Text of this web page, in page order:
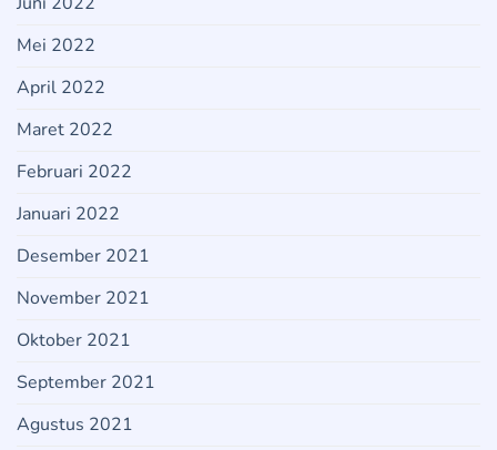
Mei 2022
April 2022
Maret 2022
Februari 2022
Januari 2022
Desember 2021
November 2021
Oktober 2021
September 2021
Agustus 2021